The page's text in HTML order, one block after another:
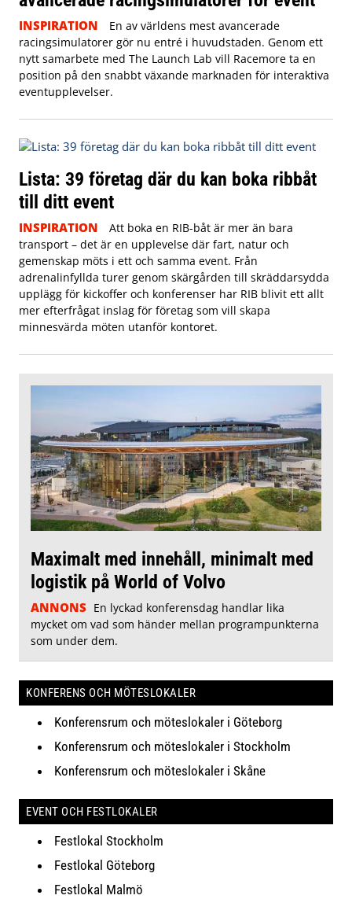
INSPIRATION
En av världens mest avancerade
racingsimulatorer gör nu entré i huvudstaden. Genom ett
nytt samarbete med The Launch Lab vill Racemore ta en
position på den snabbt växande marknaden för interaktiva
eventupplevelser.
Lista: 39 företag där du kan boka ribbåt
till ditt event
INSPIRATION
Att boka en RIB-båt är mer än bara
transport – det är en upplevelse där fart, natur och
gemenskap möts i ett och samma event. Från
adrenalinfyllda turer genom skärgården till skräddarsydda
upplägg för kickoffer och konferenser har RIB blivit ett allt
mer efterfrågat inslag för företag som vill skapa
minnesvärda möten utanför kontoret.
Maximalt med innehåll, minimalt med
logistik på World of Volvo
ANNONS En lyckad konferensdag handlar lika
mycket om vad som händer mellan programpunkterna
som under dem.
KONFERENS OCH MÖTESLOKALER
Konferensrum och möteslokaler i Göteborg
Konferensrum och möteslokaler i Stockholm
Konferensrum och möteslokaler i Skåne
EVENT OCH FESTLOKALER
Festlokal Stockholm
Festlokal Göteborg
Festlokal Malmö